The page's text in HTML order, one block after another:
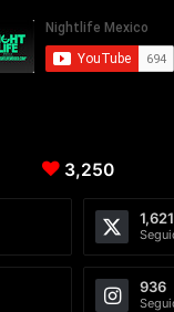
3,250
1,621
936